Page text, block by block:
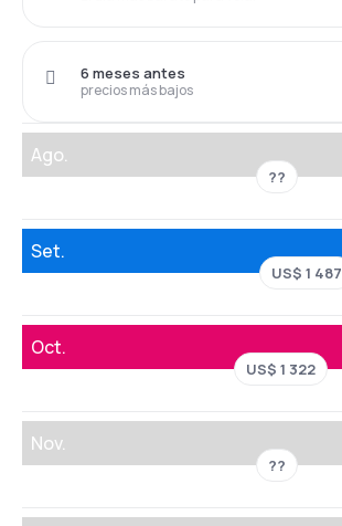
precios más bajos
6 meses antes
Ago.
??
Set.
US$ 1 487
Oct.
US$ 1 322
Nov.
??